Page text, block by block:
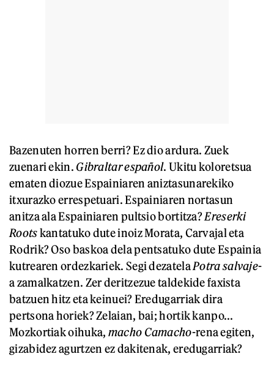
Bazenuten horren berri? Ez dio ardura. Zuek
zuenari ekin. Gibraltar español. Ukitu koloretsua
ematen diozue Espainiaren aniztasunarekiko
itxurazko errespetuari. Espainiaren nortasun
anitza ala Espainiaren pultsio bortitza?Ereserki
Rootskantatuko dute inoiz Morata, Carvajal eta
Rodrik? Oso baskoa dela pentsatuko dute Espainia
kutrearen ordezkariek. Segi dezatelaPotra salvaje-
a zamalkatzen. Zer deritzezue taldekide faxista
batzuen hitz eta keinuei? Eredugarriak dira
pertsona horiek? Zelaian, bai; hortik kanpo...
Mozkortiak oihuka, macho Camacho-rena egiten,
gizabidez agurtzen ez dakitenak, eredugarriak?